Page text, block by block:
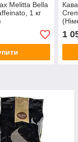
Melitta Bella
1 кг
1